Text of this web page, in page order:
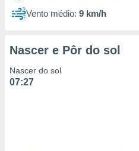
estudos
de
Vento médio: 9 km/h
Nascer e Pôr do sol
Nascer do sol
07:27